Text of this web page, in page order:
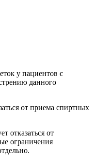
у пациентов с
данного
от приема спиртных
отказаться от
ограничения